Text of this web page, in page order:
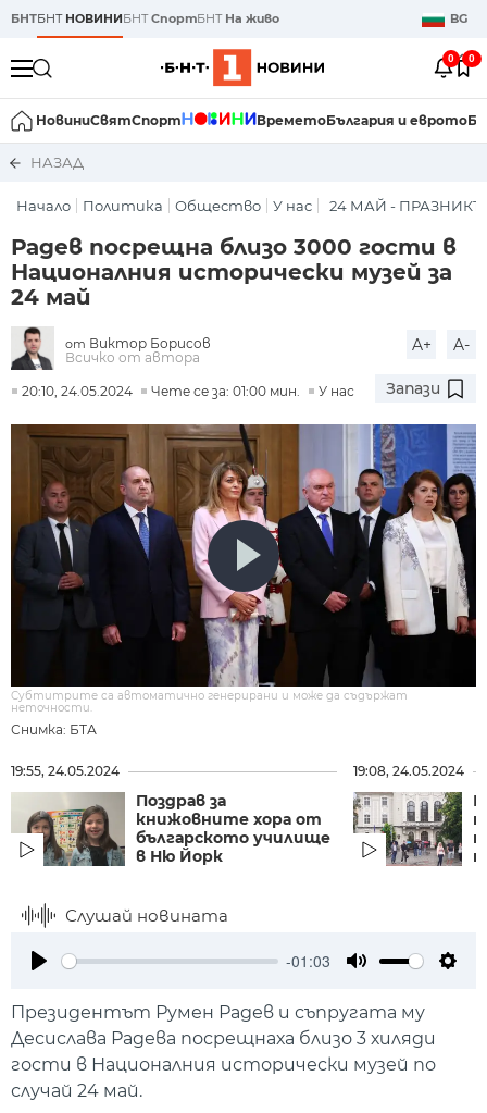
БНТБНТ НОВИНИБНТСпортБНТ На живо BG
0 0
НовиниСвятСпорт ВреметоБългария и еврото
НАЗАД
Начало Политика Общество У нас 24 МАЙ -
Радев посрещна близо 3000 гости в
Националния исторически музей за
24 май
от Виктор Борисов
Всичко от автора
A+ A-
20:10, 24.05.2024 Чете се за: 01:00 мин. У нас Запази
Снимка: БТА
Субтитрите са автоматично генерирани и може да съдържат
неточности.
19:55, 24.05.2024
Поздрав за
книжовните хора от
българското училище
в Ню Йорк
19:08, 24.05.2024
Слушай новината
-01:03
Президентът Румен Радев и съпругата му
Десислава Радева посрещнаха близо 3 хиляди
гости в Националния исторически музей по
случай 24 май.